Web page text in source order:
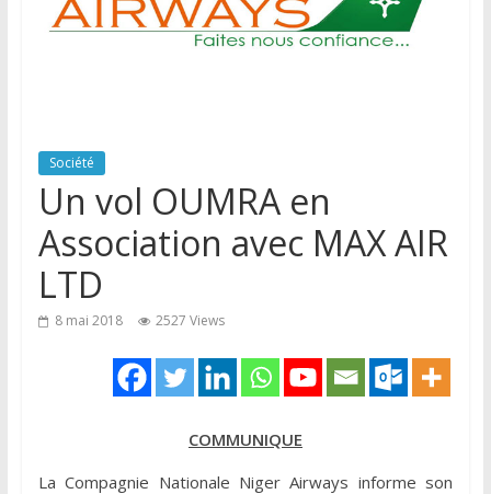
Société
Un vol OUMRA en
Association avec MAX AIR
LTD
8 mai 2018 2527 Views
COMMUNIQUE
La Compagnie Nationale Niger Airways informe son